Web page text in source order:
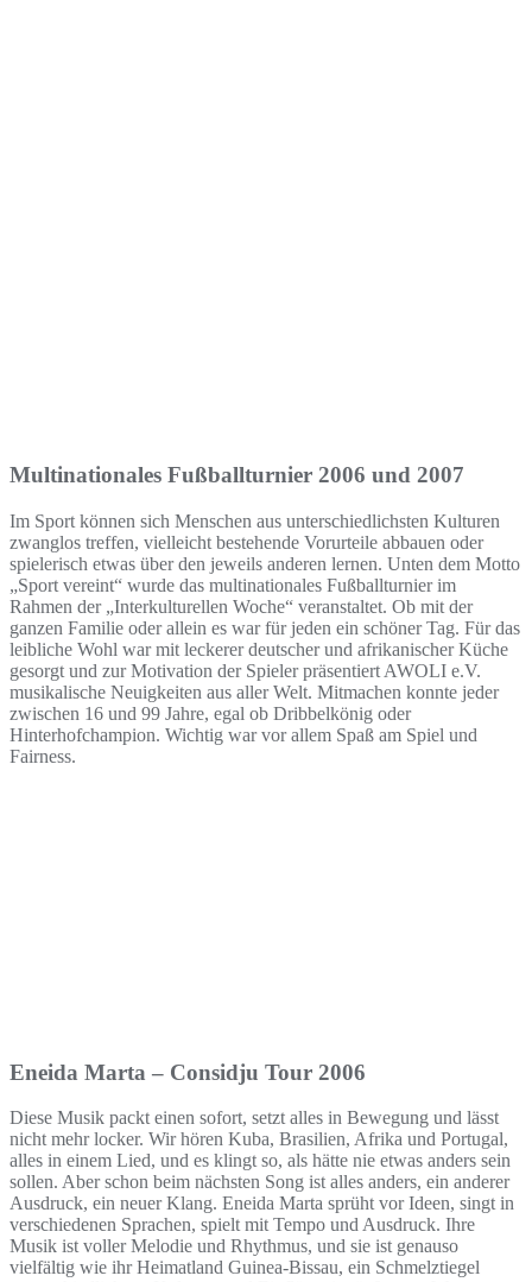
Multinationales Fußballturnier 2006 und 2007
Im Sport können sich Menschen aus unterschiedlichsten Kulturen
zwanglos treffen, vielleicht bestehende Vorurteile abbauen oder
spielerisch etwas über den jeweils anderen lernen. Unten dem Motto
„Sport vereint“ wurde das multinationales Fußballturnier im
Rahmen der „Interkulturellen Woche“ veranstaltet. Ob mit der
ganzen Familie oder allein es war für jeden ein schöner Tag. Für das
leibliche Wohl war mit leckerer deutscher und afrikanischer Küche
gesorgt und zur Motivation der Spieler präsentiert AWOLI e.V.
musikalische Neuigkeiten aus aller Welt. Mitmachen konnte jeder
zwischen 16 und 99 Jahre, egal ob Dribbelkönig oder
Hinterhofchampion. Wichtig war vor allem Spaß am Spiel und
Fairness.
Eneida Marta – Considju Tour 2006
Diese Musik packt einen sofort, setzt alles in Bewegung und lässt
nicht mehr locker. Wir hören Kuba, Brasilien, Afrika und Portugal,
alles in einem Lied, und es klingt so, als hätte nie etwas anders sein
sollen. Aber schon beim nächsten Song ist alles anders, ein anderer
Ausdruck, ein neuer Klang. Eneida Marta sprüht vor Ideen, singt in
verschiedenen Sprachen, spielt mit Tempo und Ausdruck. Ihre
Musik ist voller Melodie und Rhythmus, und sie ist genauso
vielfältig wie ihr Heimatland Guinea-Bissau, ein Schmelztiegel